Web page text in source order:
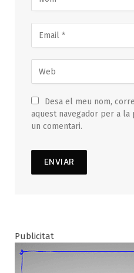
Desa el meu nom,
aquest navegador per a la
un comentari.
Publicitat